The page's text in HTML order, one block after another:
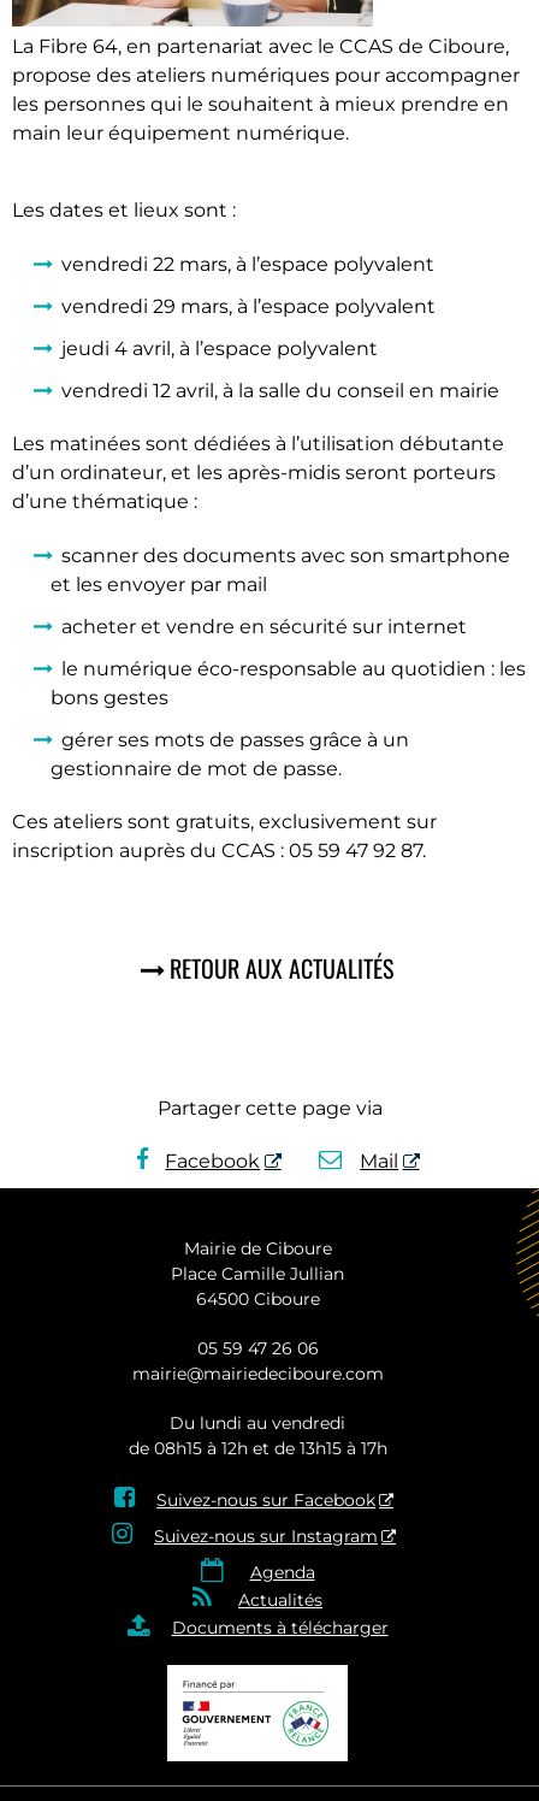
La Fibre 64, en partenariat avec le CCAS de Ciboure,
propose des ateliers numériques pour accompagner
les personnes qui le souhaitent à mieux prendre en
main leur équipement numérique.
Les dates et lieux sont :
vendredi 22 mars, à l’espace polyvalent
vendredi 29 mars, à l’espace polyvalent
jeudi 4 avril, à l’espace polyvalent
vendredi 12 avril, à la salle du conseil en mairie
Les matinées sont dédiées à l’utilisation débutante
d’un ordinateur, et les après-midis seront porteurs
d’une thématique :
scanner des documents avec son smartphone
et les envoyer par mail
acheter et vendre en sécurité sur internet
le numérique éco-responsable au quotidien : les
bons gestes
gérer ses mots de passes grâce à un
gestionnaire de mot de passe.
Ces ateliers sont gratuits, exclusivement sur
inscription auprès du CCAS : 05 59 47 92 87.
RETOUR AUX ACTUALITÉS
Partager cette page via
Facebook Mail
Mairie de Ciboure
Place Camille Jullian
64500 Ciboure
05 59 47 26 06
mairie@mairiedeciboure.com
Du lundi au vendredi
de 08h15 à 12h et de 13h15 à 17h
 Suivez-nous sur Facebook
 Suivez-nous sur Instagram
 Agenda
 Actualités
 Documents à télécharger